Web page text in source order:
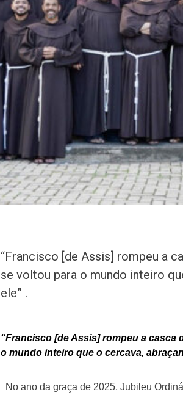
“Francisco [de Assis] rompeu a
se voltou para o mundo inteiro
ele” .
“Francisco [de Assis] rompeu a casca
o mundo inteiro que o cercava,
No ano da graça de 2025, Jubileu